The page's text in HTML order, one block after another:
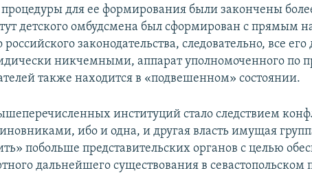
процедуры для ее формирования были закончены
детского омбудсмена был сформирован с прямым
законодательства, следовательно, все его
никчемными, аппарат уполномоченного по
также находится в «подвешенном» состоянии.
институций стало следствием
ибо и одна, и другая власть имущая
побольше представительских органов с целью
дальнейшего существования в севастопольском